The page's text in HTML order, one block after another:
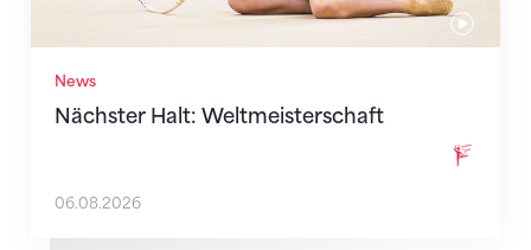
News
Nächster Halt: Weltmeisterschaft
06.08.2026